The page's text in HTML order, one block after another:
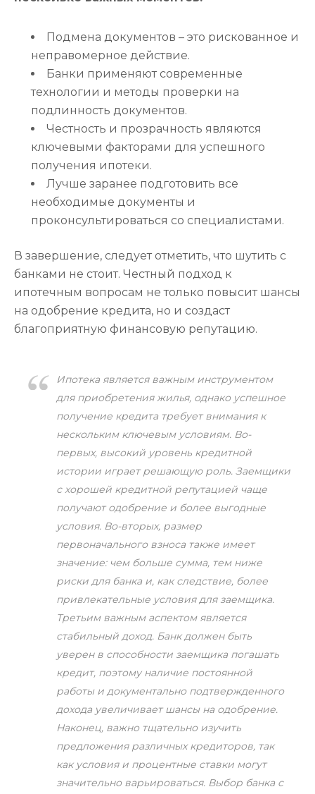
Подмена документов – это рискованное и
неправомерное действие.
Банки применяют современные
технологии и методы проверки на
подлинность документов.
Честность и прозрачность являются
ключевыми факторами для успешного
получения ипотеки.
Лучше заранее подготовить все
необходимые документы и
проконсультироваться со специалистами.
В завершение, следует отметить, что шутить с
банками не стоит. Честный подход к
ипотечным вопросам не только повысит шансы
на одобрение кредита, но и создаст
благоприятную финансовую репутацию.
Ипотека является важным инструментом
для приобретения жилья, однако успешное
получение кредита требует внимания к
нескольким ключевым условиям. Во-
первых, высокий уровень кредитной
истории играет решающую роль. Заемщики
с хорошей кредитной репутацией чаще
получают одобрение и более выгодные
условия. Во-вторых, размер
первоначального взноса также имеет
значение: чем больше сумма, тем ниже
риски для банка и, как следствие, более
привлекательные условия для заемщика.
Третьим важным аспектом является
стабильный доход. Банк должен быть
уверен в способности заемщика погашать
кредит, поэтому наличие постоянной
работы и документально подтвержденного
дохода увеличивает шансы на одобрение.
Наконец, важно тщательно изучить
предложения различных кредиторов, так
как условия и процентные ставки могут
значительно варьироваться. Выбор банка с